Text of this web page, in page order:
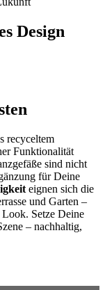
Design
recyceltem
Funktionalität
sind nicht
für Deine
eignen sich die
und Garten –
Setze Deine
– nachhaltig,